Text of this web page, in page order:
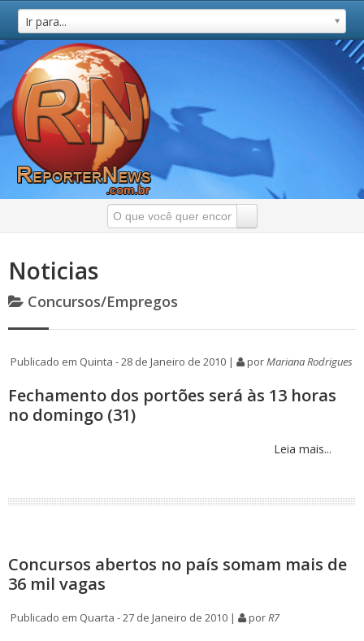
Ir para...
Noticias
Concursos/Empregos
Publicado em Quinta - 28 de Janeiro de 2010 | porMariana Rodrigues
Fechamento dos portões será às 13 horas
no domingo (31)
Leia mais...
Concursos abertos no país somam mais de
36 mil vagas
Publicado em Quarta - 27 de Janeiro de 2010 | porR7